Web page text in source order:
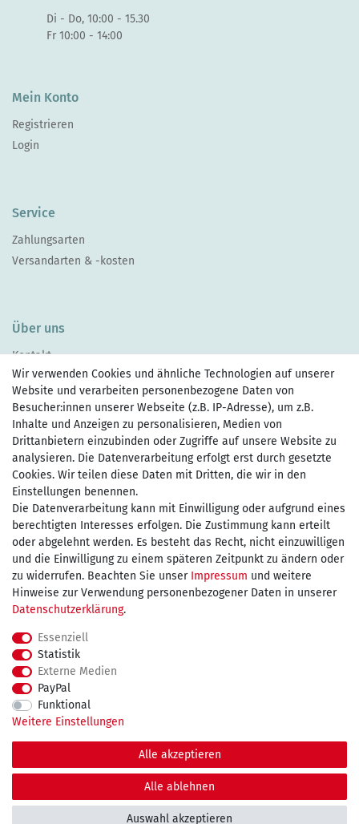
Di - Do, 10:00 - 15.30
Fr 10:00 - 14:00
Mein Konto
Registrieren
Login
Service
Zahlungsarten
Versandarten & -kosten
Über uns
Kontakt
Zahlen Sie bequem per
Wir versenden mit
kostenfreie Lieferung
innerhalb Deutschland ab 75€
Impressum
Vertrag widerrufen
© Copyright 2026 maDDma GmbH. | Alle Rechte vorbehalten.
Wir verwenden Cookies und ähnliche Technologien auf unserer
Website und verarbeiten personenbezogene Daten von
Besucher:innen unserer Webseite (z.B. IP-Adresse), um z.B.
Inhalte und Anzeigen zu personalisieren, Medien von
Drittanbietern einzubinden oder Zugriffe auf unsere Website zu
analysieren. Die Datenverarbeitung erfolgt erst durch gesetzte
Cookies. Wir teilen diese Daten mit Dritten, die wir in den
Einstellungen benennen.
Die Datenverarbeitung kann mit Einwilligung oder aufgrund eines
berechtigten Interesses erfolgen. Die Zustimmung kann erteilt
oder abgelehnt werden. Es besteht das Recht, nicht einzuwilligen
und die Einwilligung zu einem späteren Zeitpunkt zu ändern oder
zu widerrufen. Beachten Sie unser Impressum und weitere
Hinweise zur Verwendung personenbezogener Daten in unserer
Daten­schutz­erklärung.
Essenziell
Statistik
Externe Medien
PayPal
Funktional
Weitere Einstellungen
Alle akzeptieren
Alle ablehnen
Auswahl akzeptieren